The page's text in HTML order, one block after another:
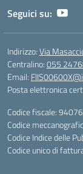
Seguici su:
Indirizzo:Via
Centralino:055
Email:
Posta elettronica
Codice fiscale:
Codice
Codice Indice delle
Codice unico di